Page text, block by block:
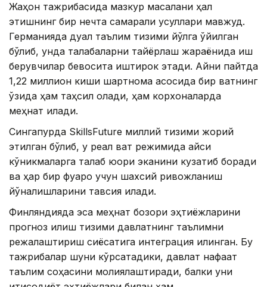
Жаҳон тажрибасида мазкур масалани ҳал
этишнинг бир нечта самарали усуллари мавжуд.
Германияда дуал таълим тизими йўлга қўйилган
бўлиб, унда талабаларни тайёрлаш жараёнида иш
берувчилар бевосита иштирок этади. Айни пайтда
1,22 миллион киши шартнома асосида бир вақтнинг
ўзида ҳам таҳсил олади, ҳам корхоналарда
меҳнат қилади.
Сингапурда SkillsFuture миллий тизими жорий
этилган бўлиб, у реал вақт режимида қайси
кўникмаларга талаб юқори эканини кузатиб боради
ва ҳар бир фуқаро учун шахсий ривожланиш
йўналишларини тавсия қилади.
Финляндияда эса меҳнат бозори эҳтиёжларини
прогноз қилиш тизими давлатнинг таълимни
режалаштириш сиёсатига интеграция қилинган. Бу
тажрибалар шуни кўрсатадики, давлат нафақат
таълим соҳасини молиялаштиради, балки уни